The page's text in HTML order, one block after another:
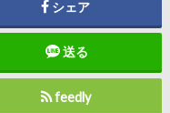
シェア
送る
feedly